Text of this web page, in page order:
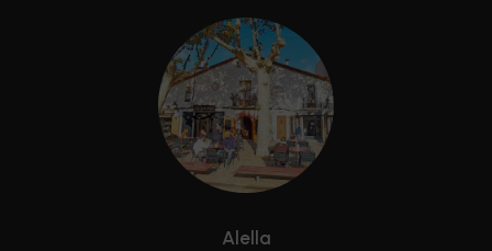
Alella